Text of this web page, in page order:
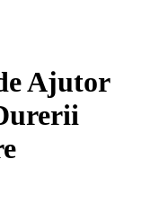
Ajutor